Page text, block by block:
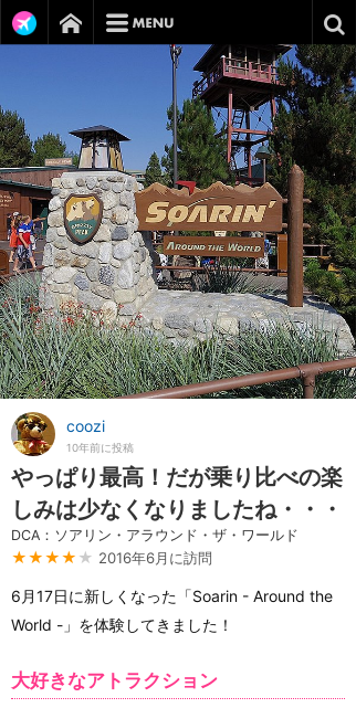
coozi
10年前に投稿
やっぱり最高！だが乗り比べの楽
しみは少なくなりましたね・・・
DCA：ソアリン・アラウンド・ザ・ワールド
★★★★ ★ 2016年6月に訪問
6月17日に新しくなった「Soarin - Around the
World -」を体験してきました！
大好きなアトラクション